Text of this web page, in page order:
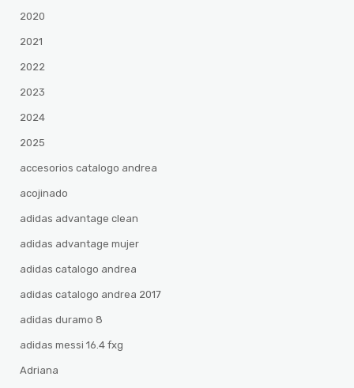
2020
2021
2022
2023
2024
2025
accesorios catalogo andrea
acojinado
adidas advantage clean
adidas advantage mujer
adidas catalogo andrea
adidas catalogo andrea 2017
adidas duramo 8
adidas messi 16.4 fxg
Adriana